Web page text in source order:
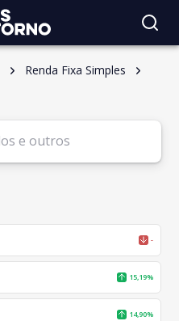
Renda Fixa Simples
-
15,19%
14,90%